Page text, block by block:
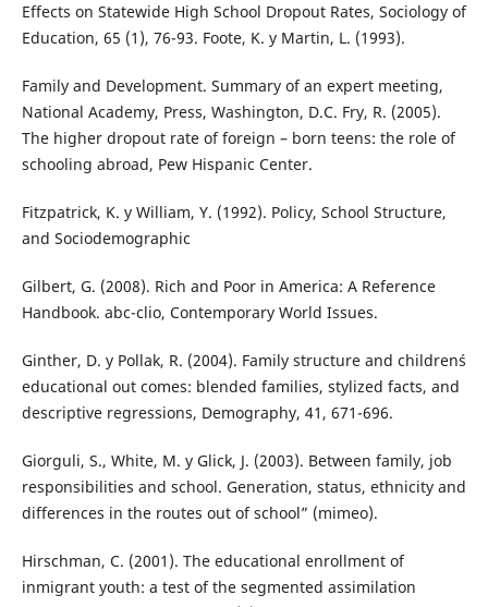
Effects on Statewide High School Dropout Rates, Sociology of
Education, 65 (1), 76-93. Foote, K. y Martin, L. (1993).
Family and Development. Summary of an expert meeting,
National Academy, Press, Washington, D.C. Fry, R. (2005).
The higher dropout rate of foreign – born teens: the role of
schooling abroad, Pew Hispanic Center.
Fitzpatrick, K. y William, Y. (1992). Policy, School Structure,
and Sociodemographic
Gilbert, G. (2008). Rich and Poor in America: A Reference
Handbook. abc-clio, Contemporary World Issues.
Ginther, D. y Pollak, R. (2004). Family structure and children´s
educational out comes: blended families, stylized facts, and
descriptive regressions, Demography, 41, 671-696.
Giorguli, S., White, M. y Glick, J. (2003). Between family, job
responsibilities and school. Generation, status, ethnicity and
differences in the routes out of school” (mimeo).
Hirschman, C. (2001). The educational enrollment of
inmigrant youth: a test of the segmented assimilation